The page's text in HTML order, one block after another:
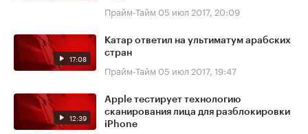
Прайм-Тайм 05 июл 2017, 20:09
17:08
Катар ответил на ультиматум арабских
стран
Прайм-Тайм 05 июл 2017, 19:47
12:39
Apple тестирует технологию
сканирования лица для разблокировки
iPhone